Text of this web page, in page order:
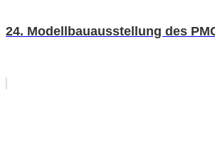
24. Modellbauausstellung des